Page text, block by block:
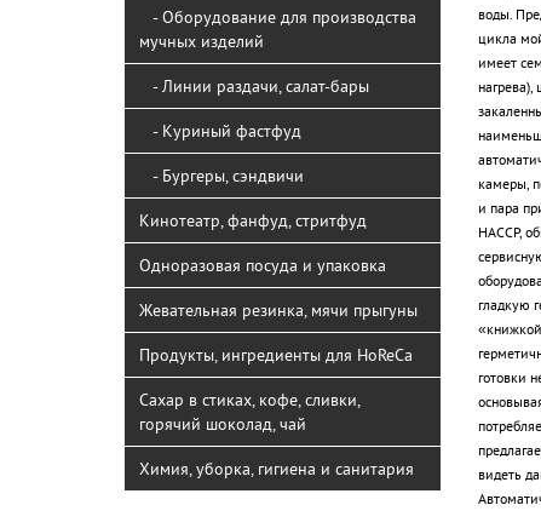
- Оборудование для производства
мучных изделий
- Линии раздачи, салат-бары
- Куриный фастфуд
- Бургеры, сэндвичи
Кинотеатр, фанфуд, стритфуд
Одноразовая посуда и упаковка
Жевательная резинка, мячи прыгуны
Продукты, ингредиенты для HoReCa
Сахар в стиках, кофе, сливки,
горячий шоколад, чай
Химия, уборка, гигиена и санитария
воды.
цикла
имеет
камеры,
и пара
HACCP,
гладкую
готовки
видеть